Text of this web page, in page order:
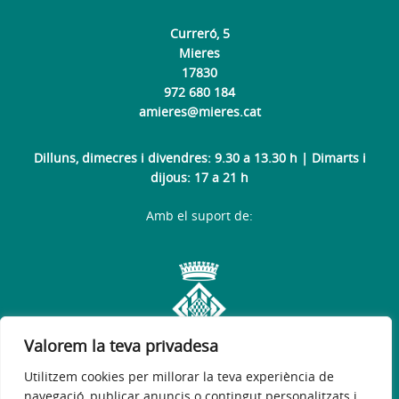
Valorem la teva privadesa
Utilitzem cookies per millorar la teva experiència de
Curreró, 5
Mieres
17830
972 680 184
amieres@mieres.cat
Dilluns, dimecres i divendres: 9.30 a 13.30 h | Dimarts i
dijous: 17 a 21 h
Amb el suport de: